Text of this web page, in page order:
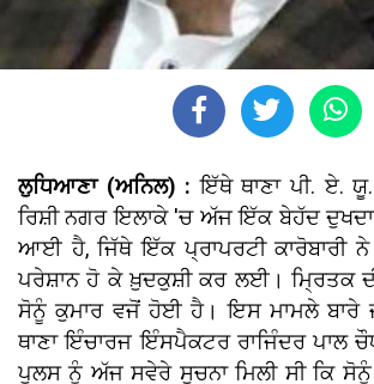
ਲੁਧਿਆਣਾ (ਅਨਿਲ) : ਇੱਥੇ ਥਾਣਾ ਪੀ. ਏ.
ਰਿਸ਼ੀ ਨਗਰ ਇਲਾਕੇ 'ਚ ਅੱਜ ਇੱਕ ਬੇਹੱਦ
ਆਈ ਹੈ, ਜਿੱਥੇ ਇੱਕ ਪ੍ਰਾਪਰਟੀ ਕਾਰੋਬਾਰੀ
ਪਰੇਸ਼ਾਨ ਹੋ ਕੇ ਖ਼ੁਦਕੁਸ਼ੀ ਕਰ ਲਈ। ਮ੍ਰਿਤਕ
ਸੋਨੂੰ ਕੁਮਾਰ ਵਜੋਂ ਹੋਈ ਹੈ। ਇਸ ਮਾਮਲੇ ਬਾਰੇ
ਥਾਣਾ ਇੰਚਾਰਜ ਇੰਸਪੈਕਟਰ ਰਾਜਿੰਦਰ ਪਾਲ
ਪੁਲਸ ਨੂੰ ਅੱਜ ਸਵੇਰੇ ਸੂਚਨਾ ਮਿਲੀ ਸੀ ਕਿ